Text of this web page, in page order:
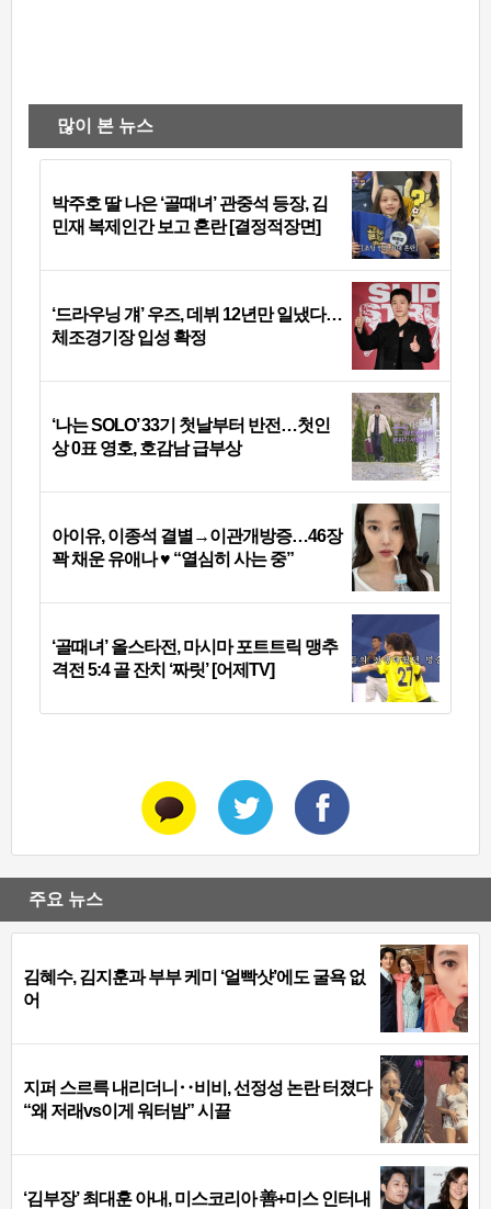
많이 본 뉴스
박주호 딸 나은 ‘골때녀’ 관중석 등장, 김
민재 복제인간 보고 혼란 [결정적장면]
‘드라우닝 걔’ 우즈, 데뷔 12년만 일냈다…
체조경기장 입성 확정
‘나는 SOLO’ 33기 첫날부터 반전…첫인
상 0표 영호, 호감남 급부상
아이유, 이종석 결별→이관개방증…46장
꽉 채운 유애나 ♥ “열심히 사는 중”
‘골때녀’ 올스타전, 마시마 포트트릭 맹추
격전 5:4 골 잔치 ‘짜릿’ [어제TV]
주요 뉴스
김혜수, 김지훈과 부부 케미 ‘얼빡샷’에도 굴욕 없
어
지퍼 스르륵 내리더니‥비비, 선정성 논란 터졌다
“왜 저래vs이게 워터밤” 시끌
‘김부장’ 최대훈 아내, 미스코리아 善+미스 인터내